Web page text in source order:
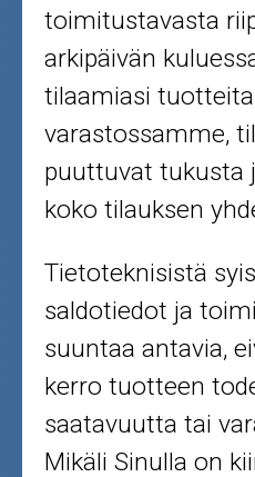
toimitustavasta
arkipäivän
tilaamiasi
varastossamme,
puuttuvat tukusta
koko tilauksen
Tietoteknisistä
saldotiedot ja
suuntaa antavia,
kerro tuotteen
saatavuutta tai
Mikäli Sinulla on